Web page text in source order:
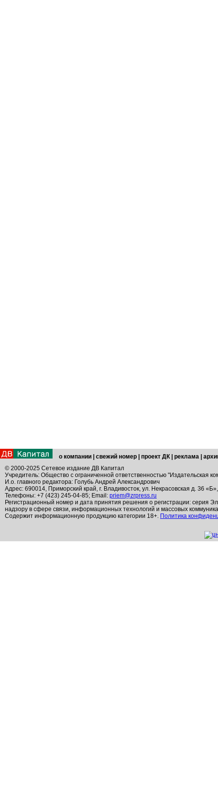
о компании свежий номер проект ДК реклама
© 2000-2025 Сетевое издание ДВ Капитал
Учредитель: Общество с ограниченной ответственностью "Издательская
И.о. главного редактора: Голубь Андрей Александрович
Адрес: 690014, Приморский край, г. Владивосток, ул. Некрасовская д. 36
Телефоны: +7 (423) 245-04-85; Email: priem@zrpress.ru
Регистрационный номер и дата принятия решения о регистрации: серия
надзору в сфере связи, информационных технологий и массовых
Содержит информационную продукцию категории 18+. Политика